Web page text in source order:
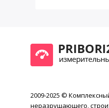
2009-2025 ©
неразрушающего,